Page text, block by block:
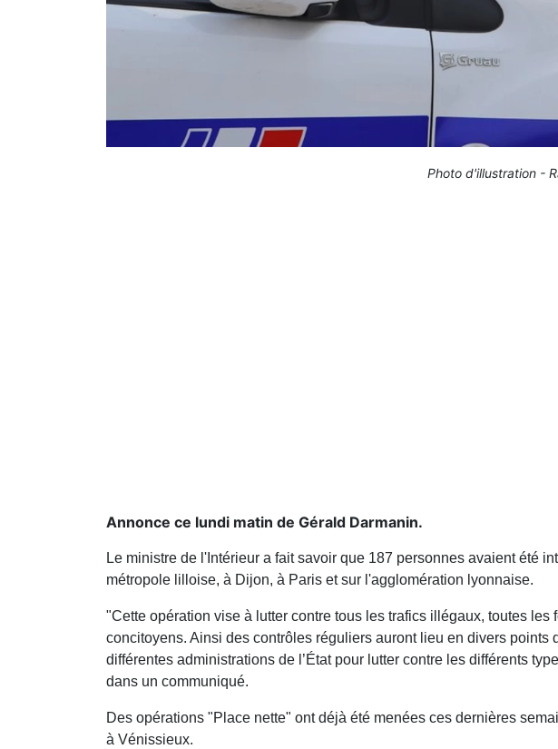
Photo d'illustration -
Annonce ce lundi matin de Gérald Darmanin.
Le ministre de l'Intérieur a fait savoir que 187 personnes avaient été
métropole lilloise, à Dijon, à Paris et sur l'agglomération lyonnaise.
"Cette opération vise à lutter contre tous les trafics illégaux, toutes
concitoyens. Ainsi des contrôles réguliers auront lieu en divers
différentes administrations de l’État pour lutter contre les différents
dans un communiqué.
Des opérations "Place nette" ont déjà été menées ces dernières
à Vénissieux.